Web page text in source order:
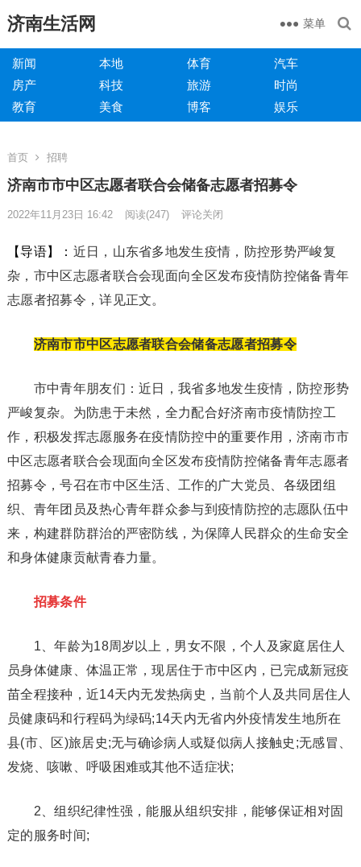
济南生活网 菜单
新闻 本地 体育
汽车
房产
科技 旅游
时尚
教育
美食 博客 娱乐
首页 招聘
济南市市中区志愿者联合会储备志愿者招募令
2022年11月23日 16:42 阅读(247) 评论关闭
【导语】： 近日，山东省多地发生疫情，防控形势严峻复
杂，市中区志愿者联合会现面向全区发布疫情防控储备青年
志愿者招募令，详见正文。
济南市市中区志愿者联合会储备志愿者招募令
市中青年朋友们：近日，我省多地发生疫情，防控形势
严峻复杂。为防患于未然，全力配合好济南市疫情防控工
作，积极发挥志愿服务在疫情防控中的重要作用，济南市市
中区志愿者联合会现面向全区发布疫情防控储备青年志愿者
招募令，号召在市中区生活、工作的广大党员、各级团组
织、青年团员及热心青年群众参与到疫情防控的志愿队伍中
来，构建群防群治的严密防线，为保障人民群众的生命安全
和身体健康贡献青春力量。
招募条件
1、年龄为18周岁以上，男女不限，个人及家庭居住人
员身体健康、体温正常，现居住于市中区内，已完成新冠疫
苗全程接种，近14天内无发热病史，当前个人及共同居住人
员健康码和行程码为绿码;14天内无省内外疫情发生地所在
县(市、区)旅居史;无与确诊病人或疑似病人接触史;无感冒、
发烧、咳嗽、呼吸困难或其他不适症状;
2、组织纪律性强，能服从组织安排，能够保证相对固
定的服务时间;